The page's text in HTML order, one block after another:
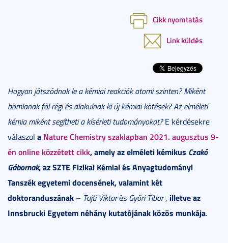
Cikk nyomtatás
Link küldés
Hogyan játszódnak le a kémiai reakciók atomi szinten? Miként
bomlanak föl régi és alakulnak ki új kémiai kötések? Az elméleti
kémia miként segítheti a kísérleti tudományokat?E kérdésekre
válaszol a Nature Chemistry szaklapban 2021. augusztus 9-
én online közzétett cikk, amely az elméleti kémikus Czakó
Gábornak, az SZTE Fizikai Kémiai és Anyagtudományi
Tanszék egyetemi docensének, valamint két
doktoranduszának – Tajti Viktorés Győri Tibor, illetve az
Innsbrucki Egyetem néhány kutatójának közös munkája.